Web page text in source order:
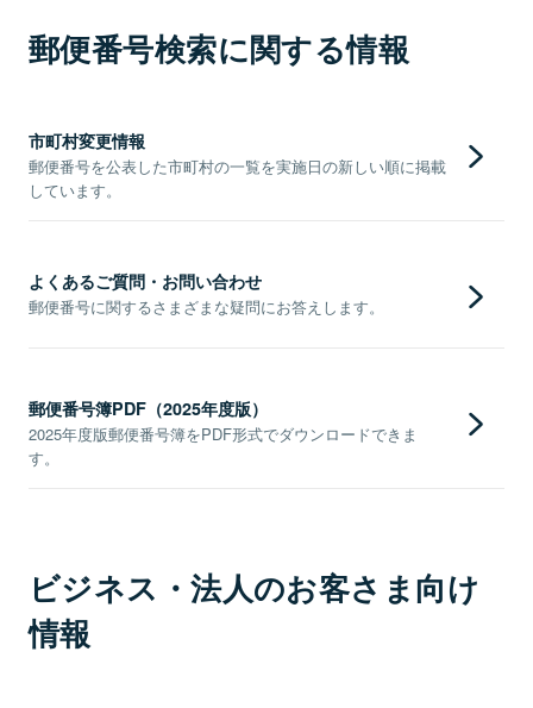
郵便番号検索に関する情報
市町村変更情報
郵便番号を公表した市町村の一覧を実施日の新しい順に掲載
しています。
よくあるご質問・お問い合わせ
郵便番号に関するさまざまな疑問にお答えします。
郵便番号簿PDF（2025年度版）
2025年度版郵便番号簿をPDF形式でダウンロードできま
す。
ビジネス・法人のお客さま向け
情報